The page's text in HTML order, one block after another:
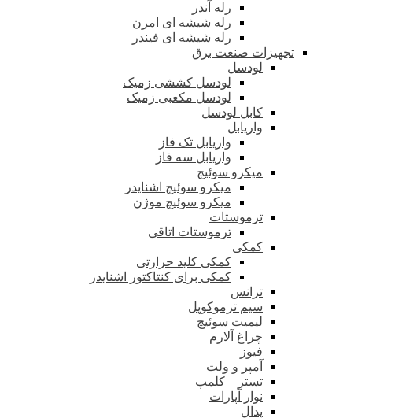
رله آندر
رله شیشه ای امرن
رله شیشه ای فیندر
تجهیزات صنعت برق
لودسل
لودسل کششی زمیک
لودسل مکعبی زمیک
کابل لودسل
واریابل
واریابل تک فاز
واریابل سه فاز
میکرو سوئیچ
میکرو سوئیچ اشنایدر
میکرو سوئیچ موژن
ترموستات
ترموستات اتاقی
کمکی
کمکی کلید حرارتی
کمکی برای کنتاکتور اشنایدر
ترانس
سیم ترموکوپل
لیمیت سوئیچ
چراغ آلارم
فیوز
آمپر و ولت
تستر – کلمپ
نوار آپارات
پدال